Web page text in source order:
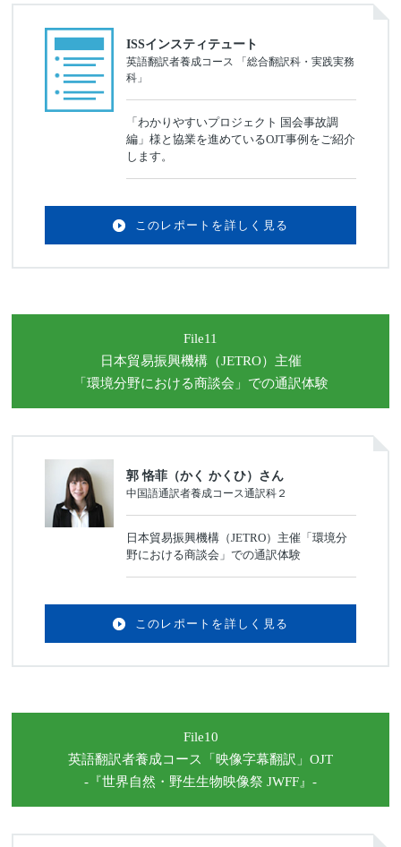
ISSインスティテュート
英語翻訳者養成コース 「総合翻訳科・実践実務
科」
「わかりやすいプロジェクト 国会事故調
編」様と協業を進めているOJT事例をご紹介
します。
このレポートを詳しく見る
File11
日本貿易振興機構（JETRO）主催
「環境分野における商談会」 での通訳体験
郭 恪菲（かく かくひ）さん
中国語通訳者養成コース通訳科２
日本貿易振興機構（JETRO）主催「環境分
野における商談会」での通訳体験
このレポートを詳しく見る
File10
英語翻訳者養成コース
「映像字幕翻訳」OJT
-『世界自然・野生生物映像祭 JWFF』-